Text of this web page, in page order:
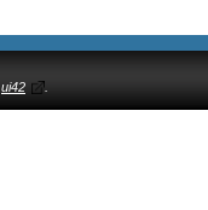
ui42